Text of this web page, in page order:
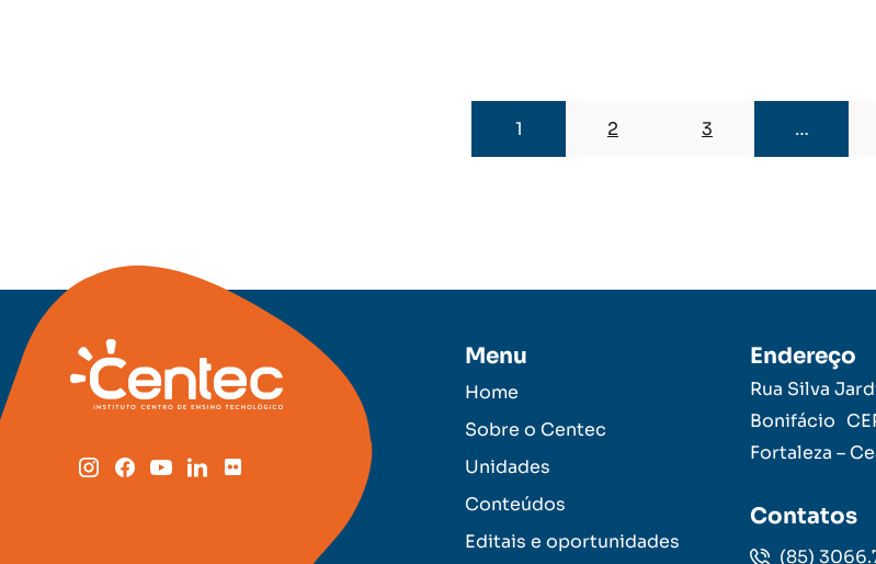
1 2 3 …
Menu
Home
Sobre o Centec
Unidades
Conteúdos
Editais e oportunidades
Endereço
Rua Silva
Bonifácio
Fortaleza –
Contatos
(85)